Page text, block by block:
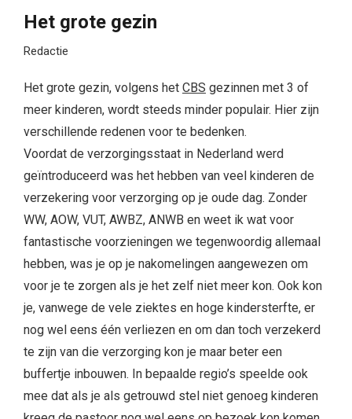
Het grote gezin
Redactie
Het grote gezin, volgens het CBS gezinnen met 3 of
meer kinderen, wordt steeds minder populair. Hier zijn
verschillende redenen voor te bedenken.
Voordat de verzorgingsstaat in Nederland werd
geïntroduceerd was het hebben van veel kinderen de
verzekering voor verzorging op je oude dag. Zonder
WW, AOW, VUT, AWBZ, ANWB en weet ik wat voor
fantastische voorzieningen we tegenwoordig allemaal
hebben, was je op je nakomelingen aangewezen om
voor je te zorgen als je het zelf niet meer kon. Ook kon
je, vanwege de vele ziektes en hoge kindersterfte, er
nog wel eens één verliezen en om dan toch verzekerd
te zijn van die verzorging kon je maar beter een
buffertje inbouwen. In bepaalde regio’s speelde ook
mee dat als je als getrouwd stel niet genoeg kinderen